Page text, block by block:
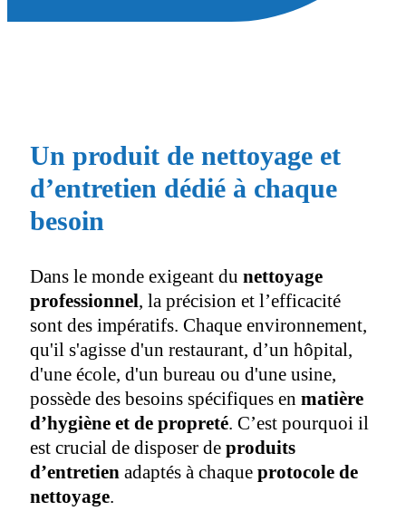
Un produit de nettoyage et
d’entretien dédié à chaque
besoin
Dans le monde exigeant du nettoyage
professionnel, la précision et l’efficacité
sont des impératifs. Chaque environnement,
qu'il s'agisse d'un restaurant, d’un hôpital,
d'une école, d'un bureau ou d'une usine,
possède des besoins spécifiques en matière
d’hygiène et de propreté. C’est pourquoi il
est crucial de disposer de produits
d’entretien adaptés à chaque protocole de
nettoyage.